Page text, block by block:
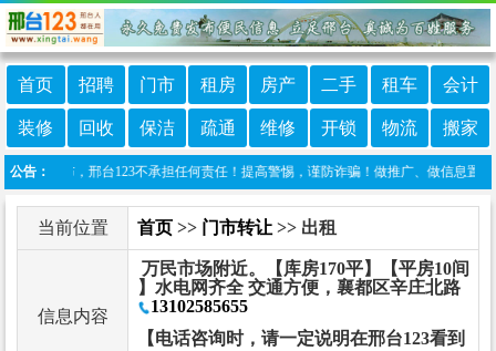
首页 招聘 门市 租房 房产 二手 租车 会计
装修 回收 保洁 疏通 维修 开锁 物流 搬家
公告：
自行发布，邢台123不承担任何责任！提高警惕，谨防诈骗！做推广、做信息置顶
当前位置 首页 >> 门市转让 >> 出租
信息内容
万民市场附近。【库房170平】【平房10间
】水电网齐全 交通方便，襄都区辛庄北路
13102585655
【电话咨询时，请一定说明在邢台123看到